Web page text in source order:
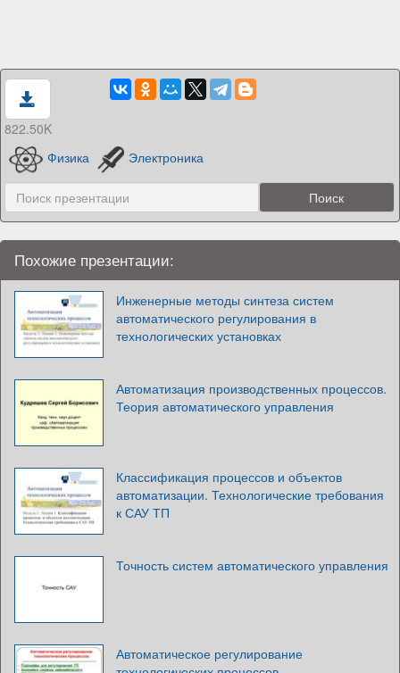
822.50K
Физика
Электроника
Похожие презентации:
Инженерные методы синтеза систем
автоматического регулирования в
технологических установках
Автоматизация производственных процессов.
Теория автоматического управления
Классификация процессов и объектов
автоматизации. Технологические требования
к САУ ТП
Точность систем автоматического управления
Автоматическое регулирование